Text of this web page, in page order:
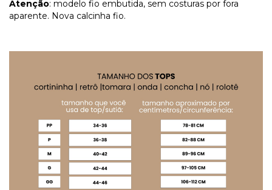
Atenção: modelo fio embutida, sem costuras por fora
aparente. Nova calcinha fio.